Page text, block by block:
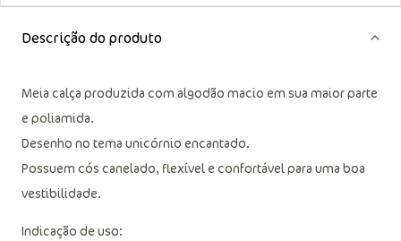
Descrição do produto
Meia calça produzida com algodão macio em sua maior parte
e poliamida.
Desenho no tema unicórnio encantado.
Possuem cós canelado, flexível e confortável para uma boa
vestibilidade.
Indicação de uso: